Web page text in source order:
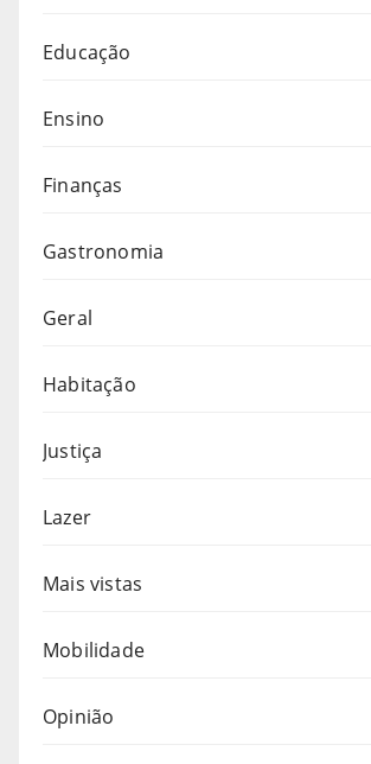
Educação
Ensino
Finanças
Gastronomia
Geral
Habitação
Justiça
Lazer
Mais vistas
Mobilidade
Opinião